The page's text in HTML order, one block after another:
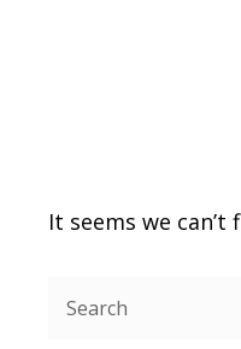
It seems we
Search